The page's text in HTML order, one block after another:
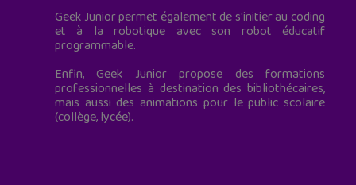
Geek Junior permet également de s'initier au coding
et à la robotique avec son robot éducatif
programmable.
Enfin, Geek Junior propose des formations
professionnelles à destination des bibliothécaires,
mais aussi des animations pour le public scolaire
(collège, lycée).